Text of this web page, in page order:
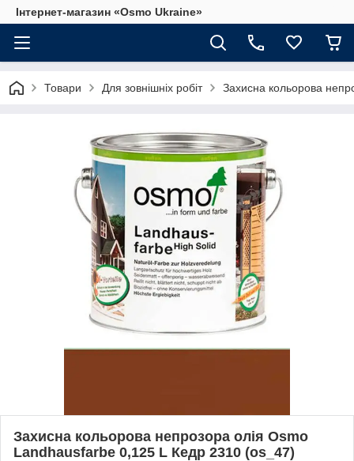
Інтернет-магазин «Osmo Ukraine»
Товари Для зовнішніх робіт Захисна кольорова
Захисна кольорова непрозора олія Osmo
Landhausfarbe 0,125 L Кедр 2310 (os_47)